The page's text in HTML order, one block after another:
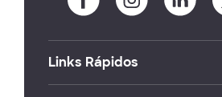
Links Rápidos